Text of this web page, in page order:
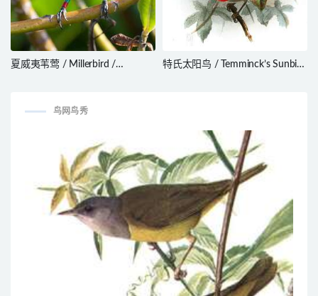
夏威夷苇莺 / Millerbird /
特氏太阳鸟 / Temminck’s Sunbird
鸟网鸟秀